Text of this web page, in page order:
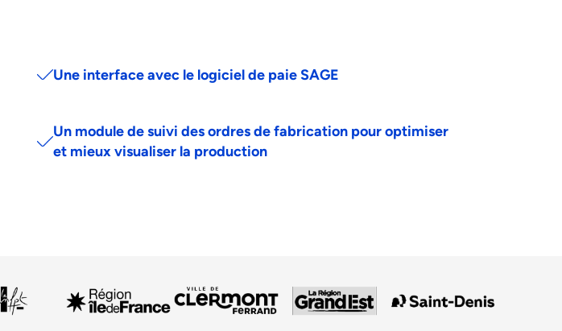
Une interface avec le logiciel de paie SAGE
Un module de suivi des ordres de fabrication pour optimiser
et mieux visualiser la production